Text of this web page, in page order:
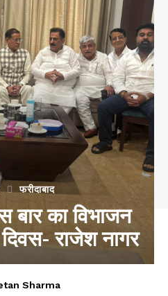
फरीदाबाद
बार का विभाजन
दिवस- राजेश नागर
Sharma